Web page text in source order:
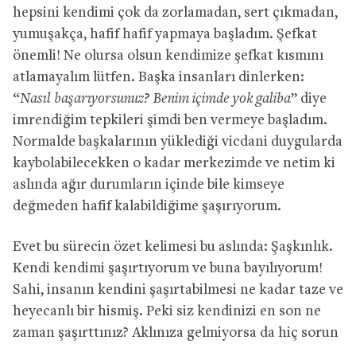
hepsini kendimi çok da zorlamadan, sert çıkmadan,
yumuşakça, hafif hafif yapmaya başladım. Şefkat
önemli! Ne olursa olsun kendimize şefkat kısmını
atlamayalım lütfen. Başka insanları dinlerken:
“Nasıl başarıyorsunuz? Benim içimde yok galiba” diye
imrendiğim tepkileri şimdi ben vermeye başladım.
Normalde başkalarının yüklediği vicdani duygularda
kaybolabilecekken o kadar merkezimde ve netim ki
aslında ağır durumların içinde bile kimseye
değmeden hafif kalabildiğime şaşırıyorum.
Evet bu sürecin özet kelimesi bu aslında: Şaşkınlık.
Kendi kendimi şaşırtıyorum ve buna bayılıyorum!
Sahi, insanın kendini şaşırtabilmesi ne kadar taze ve
heyecanlı bir hismiş. Peki siz kendinizi en son ne
zaman şaşırttınız? Aklınıza gelmiyorsa da hiç sorun